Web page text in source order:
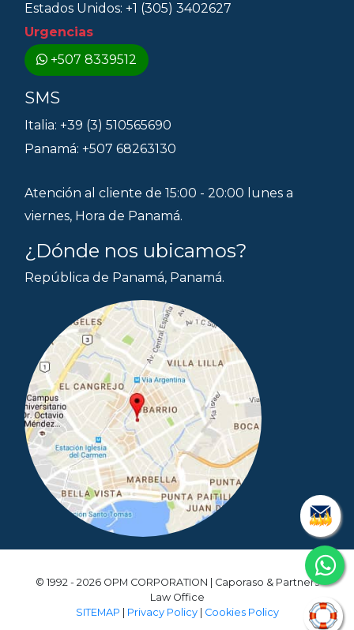
Estados Unidos: +1 (305) 3402627
Urgencias
+507 8339512
SMS
Italia: +39 (3) 510565690
Panamá: +507 68263130
Atención al cliente de 15:00 - 20:00 lunes a
viernes, Hora de Panamá.
¿Dónde nos ubicamos?
República de Panamá, Panamá.
© 1992 - 2026 OPM CORPORATION | Caporaso & Partners
Law Office
SITEMAP
Privacy Policy| Cookies Policy